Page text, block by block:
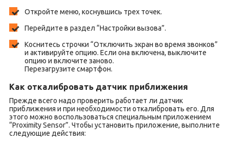
Откройте меню, коснувшись трех точек.
Перейдите в раздел “Настройки вызова”.
Коснитесь строчки “Отключить экран во время звонков”
и активируйте опцию. Если она включена, выключите
опцию и включите заново.
Перезагрузите смартфон.
Как откалибровать датчик приближения
Прежде всего надо проверить работает ли датчик
приближения и при необходимости откалибровать его. Для
этого можно воспользоваться специальным приложением
“Proximity Sensor”. Чтобы установить приложение, выполните
следующие действия: